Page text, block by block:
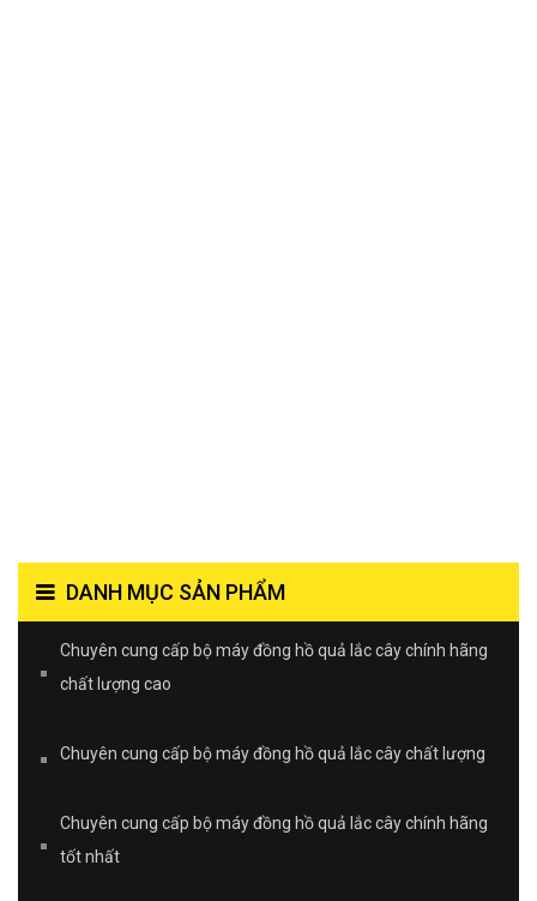
DANH MỤC SẢN PHẨM
Chuyên cung cấp bộ máy đồng hồ quả lắc cây chính hãng
chất lượng cao
Chuyên cung cấp bộ máy đồng hồ quả lắc cây chất lượng
Chuyên cung cấp bộ máy đồng hồ quả lắc cây chính hãng
tốt nhất